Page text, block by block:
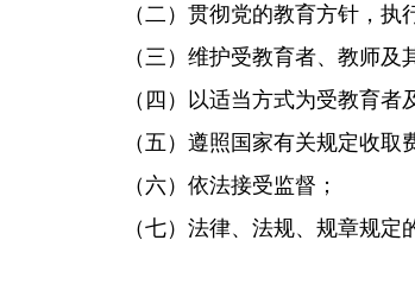
（二）贯彻党的教育方针，
（三）维护受教育者、教师
（四）以适当方式为受教育
（五）遵照国家有关规定收取
（六）依法接受监督；
（七）法律、法规、规章规定的